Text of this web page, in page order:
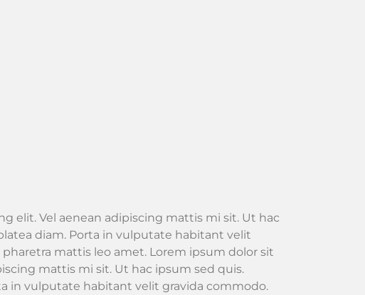
elit. Vel aenean adipiscing mattis mi sit. Ut hac
diam. Porta in vulputate habitant velit
mattis leo amet. Lorem ipsum dolor sit
mattis mi sit. Ut hac ipsum sed quis.
in vulputate habitant velit gravida commodo.